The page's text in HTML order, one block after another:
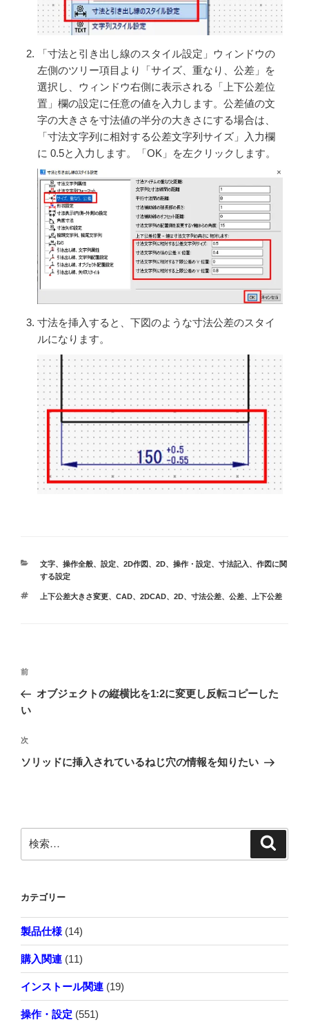
「寸法と引き出し線のスタイル設定」ウィンドウの
左側のツリー項目より「サイズ、重なり、公差」を
選択し、ウィンドウ右側に表示される「上下公差位
置」欄の設定に任意の値を入力します。公差値の文
字の大きさを寸法値の半分の大きさにする場合は、
「寸法文字列に相対する公差文字列サイズ」入力欄
に 0.5と入力します。「OK」を左クリックします。
寸法を挿入すると、下図のような寸法公差のスタイ
ルになります。
カ
テ
リ
文字、 操作全般、 設定、 2D作図 、 2D、 操作・設定、 寸法記入 、 作図に関
する設定
タ上下公差大きさ変更、 CAD、 2DCAD、 2D、 寸法公差、 公差、 上下公差
投
稿
ナ
ビ
ゲ
ョ
ン
前
の
投
前
オブジェクトの縦横比を1:2に変更し反転コピーした
い
次
の
次
ソリッドに挿入されているねじ穴の情報を知りたい
索:
カテゴリー
製品仕様 (14)
購入関連 (11)
インストール関連 (19)
操作・設定 (551)